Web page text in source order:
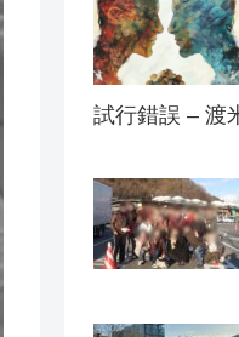
試行錯誤 – 渡